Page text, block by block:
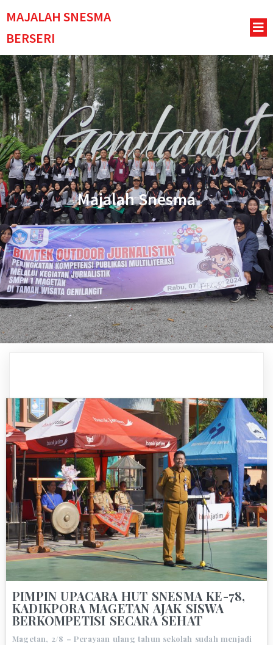
MAJALAH SNESMA
BERSERI
Majalah Snesma
PIMPIN UPACARA HUT SNESMA KE-78,
KADIKPORA MAGETAN AJAK SISWA
BERKOMPETISI SECARA SEHAT
Magetan, 2/8 – Perayaan ulang tahun sekolah sudah menjadi